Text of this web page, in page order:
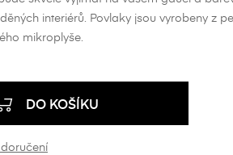
interiérů. Povlaky jsou vyrobeny z
mikroplyše.
DO KOŠÍKU